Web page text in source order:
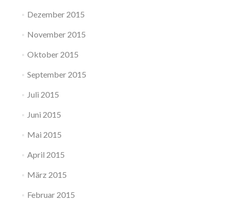
Dezember 2015
November 2015
Oktober 2015
September 2015
Juli 2015
Juni 2015
Mai 2015
April 2015
März 2015
Februar 2015